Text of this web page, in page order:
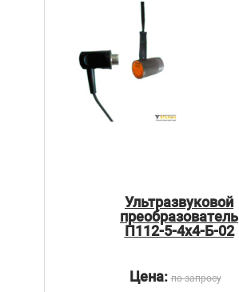
Ультразвуковой
преобразователь
П112-5-4х4-Б-02
Цена:по запросу